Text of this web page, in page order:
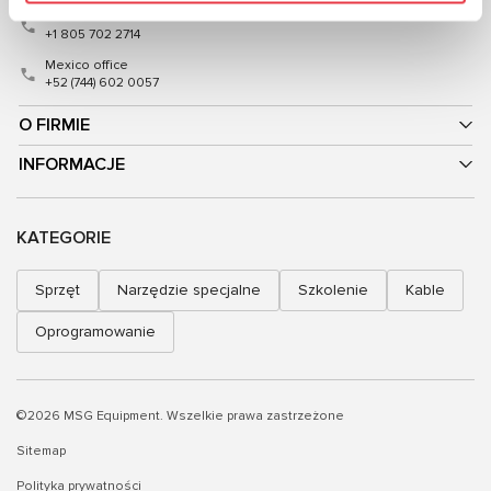
O FIRMIE
INFORMACJE
+1 805 702 2714
Mexico office
+52 (744) 602 0057
KATEGORIE
Sprzęt Narzędzie specjalne Szkolenie Kable
Oprogramowanie
©2026 MSG Equipment. Wszelkie prawa zastrzeżone
Sitemap
Polityka prywatności